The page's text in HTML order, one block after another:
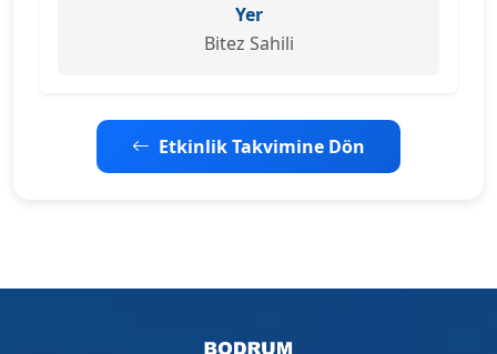
Yer
Bitez Sahili
Etkinlik Takvimine Dön